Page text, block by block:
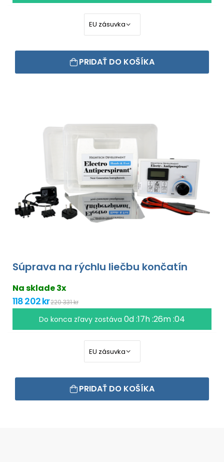
PRIDAŤ DO KOŠÍKA
Súprava na rýchlu liečbu končatín
Na sklade 3x
118 202 kr220 331 kr
Do konca zľavy zostáva0d :17h :26m :03
PRIDAŤ DO KOŠÍKA